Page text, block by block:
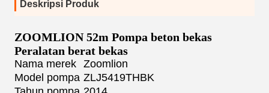
Deskripsi Produk
ZOOMLION 52m Pompa beton bekas
Peralatan berat bekas
Nama merek Zoomlion
Model pompa ZLJ5419THBK